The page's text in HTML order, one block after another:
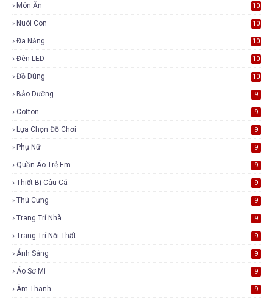
Món Ăn 10
Nuôi Con 10
Đa Năng 10
Đèn LED 10
Đồ Dùng 10
Bảo Dưỡng 9
Cotton 9
Lựa Chọn Đồ Chơi 9
Phụ Nữ 9
Quần Áo Trẻ Em 9
Thiết Bị Câu Cá 9
Thú Cưng 9
Trang Trí Nhà 9
Trang Trí Nội Thất 9
Ánh Sáng 9
Áo Sơ Mi 9
Âm Thanh 9